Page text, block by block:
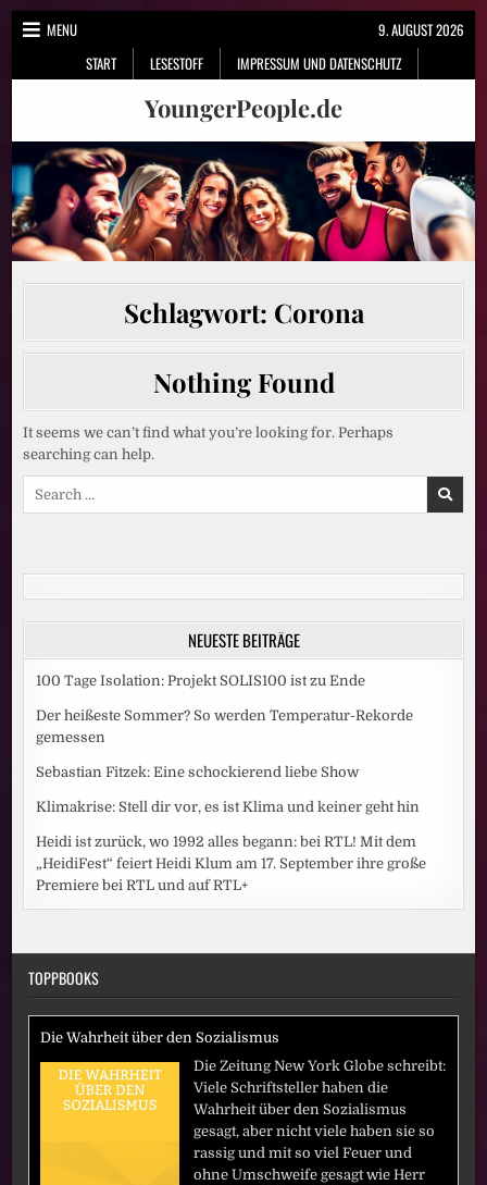
Skip
MENU
START
LESESTOFF IMPRESSUM UND DATENSCHUTZ
9. AUGUST 2026
YoungerPeople.de
Schlagwort: Corona
Nothing Found
It seems we can’t find what you’re looking for. Perhaps
searching can help.
Search
NEUESTE BEITRÄGE
100 Tage Isolation: Projekt SOLIS100 ist zu Ende
Der heißeste Sommer? So werden Temperatur-Rekorde
gemessen
Sebastian Fitzek: Eine schockierend liebe Show
Klimakrise: Stell dir vor, es ist Klima und keiner geht hin
Heidi ist zurück, wo 1992 alles begann: bei RTL! Mit dem
„HeidiFest“ feiert Heidi Klum am 17. September ihre große
Premiere bei RTL und auf RTL+
TOPPBOOKS
Die Wahrheit über den Sozialismus
Die Zeitung New York Globe schreibt:
Viele Schriftsteller haben die
Wahrheit über den Sozialismus
gesagt, aber nicht viele haben sie so
rassig und mit so viel Feuer und
ohne Umschweife gesagt wie Herr